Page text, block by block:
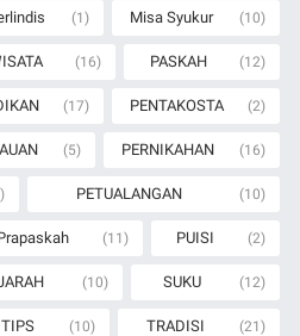
(1) Misa Syukur (10)
(16) PASKAH (12)
(17) PENTAKOSTA (2)
(5) PERNIKAHAN (16)
PETUALANGAN (10)
(11) PUISI (2)
(10) SUKU (12)
TIPS (10) TRADISI (21)